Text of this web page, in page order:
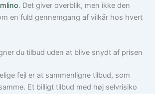
. Det giver overblik, men ikke den
en fuld gennemgang af vilkår hos hvert
du tilbud uden at blive snydt af prisen
fejl er at sammenligne tilbud, som
Et billigt tilbud med høj selvrisiko